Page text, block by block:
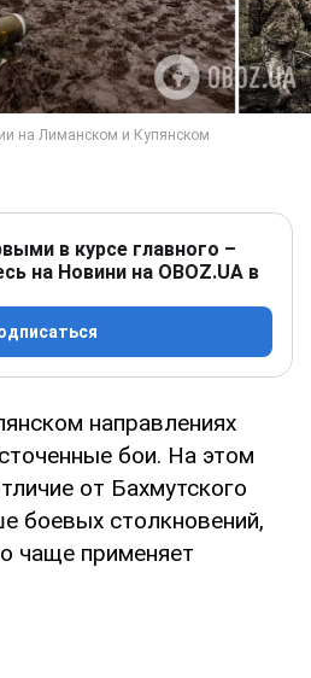
в курсе главного –
на Новини на OBOZ.UA в
направлениях
бои. На этом
от Бахмутского
боевых столкновений,
чаще применяет